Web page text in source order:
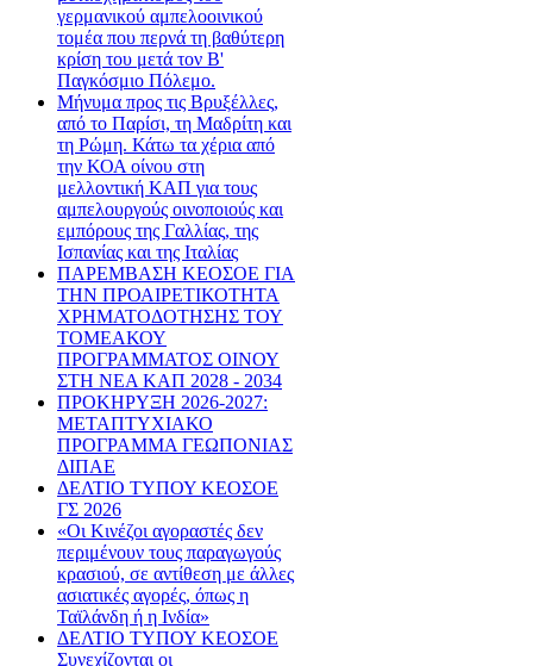
γερμανικού αμπελοοινικού
τομέα που περνά τη βαθύτερη
κρίση του μετά τον Β'
Παγκόσμιο Πόλεμο.
Μήνυμα προς τις Βρυξέλλες,
από το Παρίσι, τη Μαδρίτη και
τη Ρώμη. Κάτω τα χέρια από
την ΚΟΑ οίνου στη
μελλοντική ΚΑΠ για τους
αμπελουργούς οινοποιούς και
εμπόρους της Γαλλίας, της
Ισπανίας και της Ιταλίας
ΠΑΡΕΜΒΑΣΗ ΚΕΟΣΟΕ ΓΙΑ
ΤΗΝ ΠΡΟΑΙΡΕΤΙΚΟΤΗΤΑ
ΧΡΗΜΑΤΟΔΟΤΗΣΗΣ ΤΟΥ
ΤΟΜΕΑΚΟΥ
ΠΡΟΓΡΑΜΜΑΤΟΣ ΟΙΝΟΥ
ΣΤΗ ΝΕΑ ΚΑΠ 2028 - 2034
ΠΡΟΚΗΡΥΞΗ 2026-2027:
ΜΕΤΑΠΤΥΧΙΑΚΟ
ΠΡΟΓΡΑΜΜΑ ΓΕΩΠΟΝΙΑΣ
ΔΙΠΑΕ
ΔΕΛΤΙΟ ΤΥΠΟΥ ΚΕΟΣΟΕ
ΓΣ 2026
«Οι Κινέζοι αγοραστές δεν
περιμένουν τους παραγωγούς
κρασιού, σε αντίθεση με άλλες
ασιατικές αγορές, όπως η
Ταϊλάνδη ή η Ινδία»
ΔΕΛΤΙΟ ΤΥΠΟΥ ΚΕΟΣΟΕ
Συνεχίζονται οι